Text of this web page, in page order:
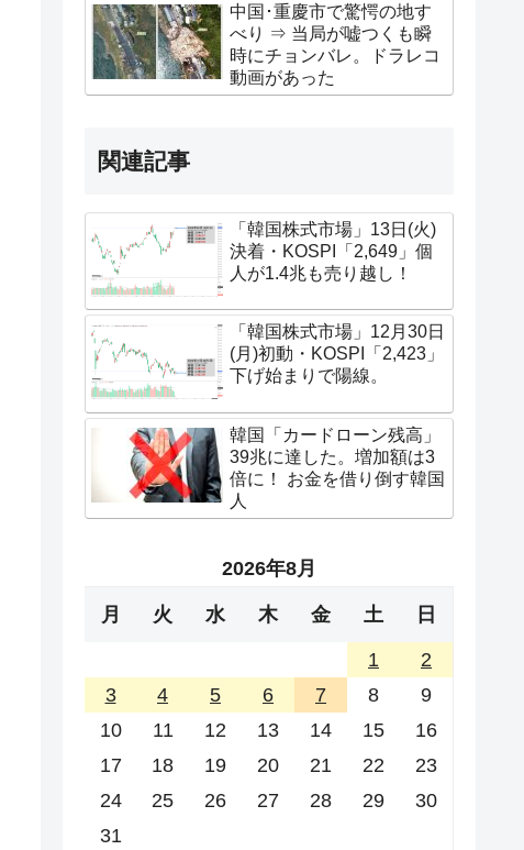
中国･重慶市で驚愕の地す
べり ⇒ 当局が嘘つくも瞬
時にチョンバレ。ドラレコ
動画があった
関連記事
「韓国株式市場」13日(火)
決着・KOSPI「2,649」個
人が1.4兆も売り越し！
「韓国株式市場」12月30日
(月)初動・KOSPI「2,423」
下げ始まりで陽線。
韓国「カードローン残高」
39兆に達した。増加額は3
倍に！ お金を借り倒す韓国
人
2026年8月
月 火 水 木 金 土 日
1
2
3
4 5 6 7 8
9
10
11 12 13 14 15
16
17
18 19 20 21 22
23
24
25 26 27 28 29
30
31